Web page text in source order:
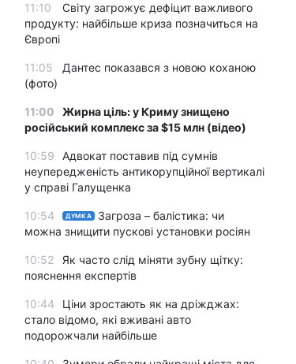
11:10
Світу загрожує дефіцит важливого
продукту: найбільше криза позначиться на
Європі
11:05
Дантес показався з новою коханою
(фото)
11:00
Жирна ціль: у Криму знищено
російський комплекс за $15 млн (відео)
10:59
Адвокат поставив під сумнів
неупередженість антикорупційної вертикалі
у справі Галущенка
10:54 ДУМКА
Загроза – балістика: чи
можна знищити пускові установки росіян
10:52
Як часто слід міняти зубну щітку:
пояснення експертів
10:44
Ціни зростають як на дріжджах:
стало відомо, які вживані авто
подорожчали найбільше